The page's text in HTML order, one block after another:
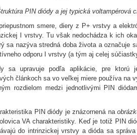
PIN diódy a jej typická voltampérová
smere, diery z P+ vrstvy a
I vrstvy. Tu však nedochádza k ich
sa nazýva stredná doba života a označuje
odporu I vrstvy (a tým aj celej
sa upravuje podľa aplikácie, pre ktorú
článkoch sa vo veľkej miere používa na
rozdielom medzi jednotlivými PIN
PIN diódy je znázornená na
VA charakteristiky. Keď je totiž PIN
do intrinzickej vrstvy a dióda sa